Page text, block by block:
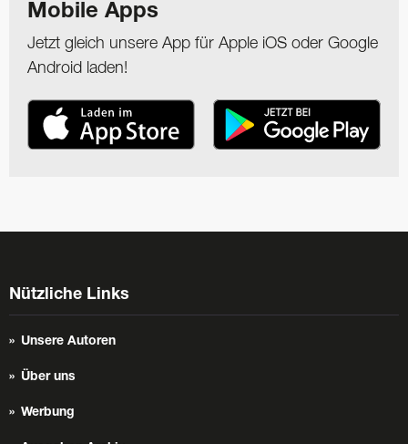
Mobile Apps
Jetzt gleich unsere App für Apple iOS oder Google
Android laden!
Nützliche Links
Unsere Autoren
Über uns
Werbung